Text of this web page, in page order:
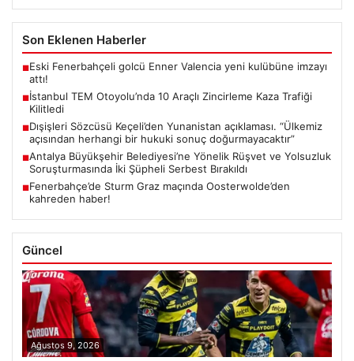
Son Eklenen Haberler
■Eski Fenerbahçeli golcü Enner Valencia yeni kulübüne imzayı
attı!
■İstanbul TEM Otoyolu’nda 10 Araçlı Zincirleme Kaza Trafiği
Kilitledi
■Dışişleri Sözcüsü Keçeli’den Yunanistan açıklaması. “Ülkemiz
açısından herhangi bir hukuki sonuç doğurmayacaktır”
■Antalya Büyükşehir Belediyesi’ne Yönelik Rüşvet ve Yolsuzluk
Soruşturmasında İki Şüpheli Serbest Bırakıldı
■Fenerbahçe’de Sturm Graz maçında Oosterwolde’den
kahreden haber!
Güncel
Ağustos 9, 2026